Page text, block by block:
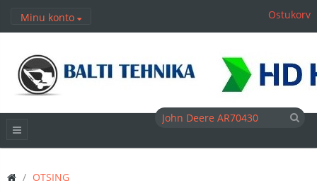
Minu konto Ostukorv
OTSING